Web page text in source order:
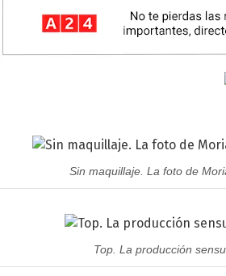
Sin maquillaje. La foto de
Top. La producción